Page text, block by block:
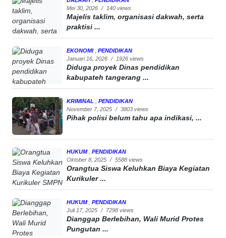
Mei 30, 2026 / 140 views
Majelis taklim, organisasi dakwah, serta
praktisi ...
EKONOMI
PENDIDIKAN
Januari 16, 2026 / 1926 views
Diduga proyek Dinas pendidikan
kabupateh tangerang ...
KRIMINAL
PENDIDIKAN
November 7, 2025 / 3803 views
Pihak polisi belum tahu apa indikasi, ...
HUKUM
PENDIDIKAN
Oktober 8, 2025 / 5588 views
Orangtua Siswa Keluhkan Biaya Kegiatan
Kurikuler ...
HUKUM
PENDIDIKAN
Juli 17, 2025 / 7298 views
Dianggap Berlebihan, Wali Murid Protes
Pungutan ...